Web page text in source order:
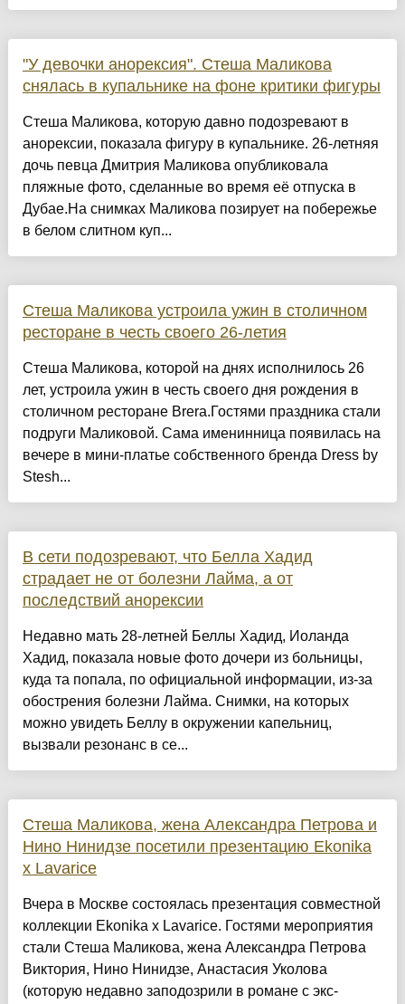
"У девочки анорексия". Стеша Маликова
снялась в купальнике на фоне критики фигуры
Стеша Маликова, которую давно подозревают в
анорексии, показала фигуру в купальнике. 26-летняя
дочь певца Дмитрия Маликова опубликовала
пляжные фото, сделанные во время её отпуска в
Дубае.На снимках Маликова позирует на побережье
в белом слитном куп...
Стеша Маликова устроила ужин в столичном
ресторане в честь своего 26-летия
Стеша Маликова, которой на днях исполнилось 26
лет, устроила ужин в честь своего дня рождения в
столичном ресторане Brera.Гостями праздника стали
подруги Маликовой. Сама именинница появилась на
вечере в мини-платье собственного бренда Dress by
Stesh...
В сети подозревают, что Белла Хадид
страдает не от болезни Лайма, а от
последствий анорексии
Недавно мать 28-летней Беллы Хадид, Иоланда
Хадид, показала новые фото дочери из больницы,
куда та попала, по официальной информации, из-за
обострения болезни Лайма. Снимки, на которых
можно увидеть Беллу в окружении капельниц,
вызвали резонанс в се...
Стеша Маликова, жена Александра Петрова и
Нино Нинидзе посетили презентацию Ekonika
x Lavarice
Вчера в Москве состоялась презентация совместной
коллекции Ekonika x Lavarice. Гостями мероприятия
стали Стеша Маликова, жена Александра Петрова
Виктория, Нино Нинидзе, Анастасия Уколова
(которую недавно заподозрили в романе с экс-